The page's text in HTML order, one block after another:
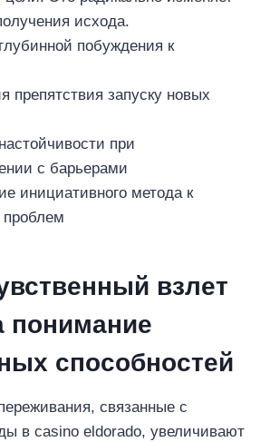
исхода.
побуждения к
препятствия запуску новых
при
с барьерами
инициативного метода к
взлет
понимание
способностей
связанные с
в casino eldorado, увеличивают